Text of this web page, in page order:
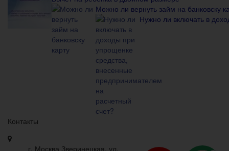
Можно ли вернуть займ на банковску
Нужно ли включать в
Контакты
г. Москва Зверинецкая, ул.